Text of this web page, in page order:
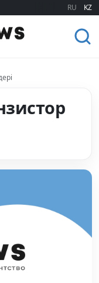
RU KZ